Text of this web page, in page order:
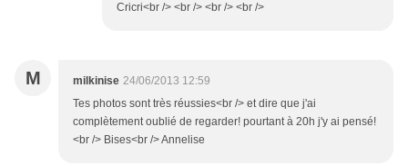
Cricri<br /> <br /> <br /> <br />
M milkinise 24/06/2013 12:59
Tes photos sont très réussies<br /> et dire que j'ai
complètement oublié de regarder! pourtant à 20h j'y ai pensé!
<br /> Bises<br /> Annelise